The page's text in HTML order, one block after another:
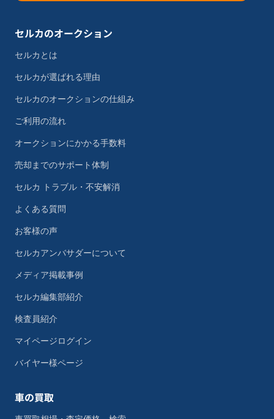
セルカのオークション
セルカとは
セルカが選ばれる理由
セルカのオークションの仕組み
ご利用の流れ
オークションにかかる手数料
売却までのサポート体制
セルカ トラブル・不安解消
よくある質問
お客様の声
セルカアンバサダーについて
メディア掲載事例
セルカ編集部紹介
検査員紹介
マイページログイン
バイヤー様ページ
車の買取